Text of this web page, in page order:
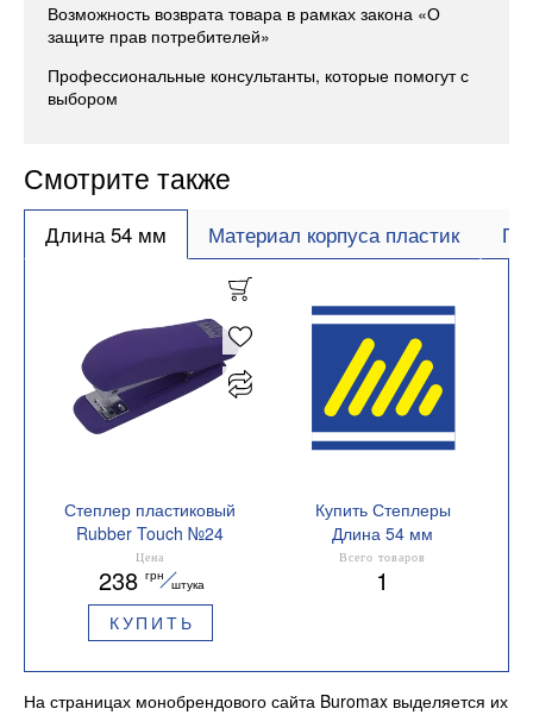
Возможность возврата товара в рамках закона «О
защите прав потребителей»
Профессиональные консультанты, которые помогут с
выбором
Смотрите также
Длина 54 мм Материал корпуса пластик
Степлер пластиковый
Rubber Touch №24
Buromax BM.4202
Цена
238 грн
штука
КУПИТЬ
Купить Степлеры
Длина 54 мм
Всего товаров
1
На страницах монобрендового сайта Buromax выделяется их